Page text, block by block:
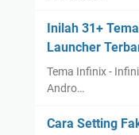
Inilah 31+
Launcher
Tema Infinix -
Andro…
Cara Setting